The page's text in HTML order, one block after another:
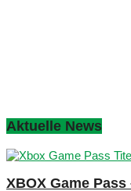
Aktuelle News
XBOX Game